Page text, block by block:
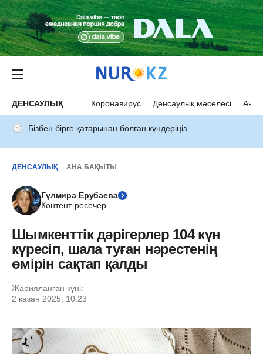
ДЕНСАУЛЫҚ Коронавирус Денсаулық мәселесі Ана
Бізбен бірге қатарынан болған күндеріңіз
ДЕНСАУЛЫҚ АНА БАҚЫТЫ
Гүлмира Ерубаева
Контент-ресечер
Шымкенттік дәрігерлер 104 күн
күресіп, шала туған нәрестенің
өмірін сақтап қалды
Жарияланған күні:
2 қазан 2025, 10:23